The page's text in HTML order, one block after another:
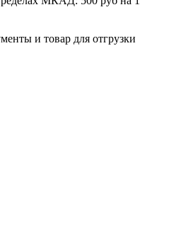
и товар для отгрузки